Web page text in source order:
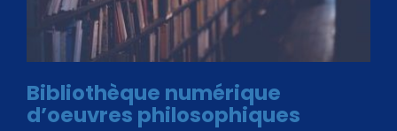
Bibliothèque numérique
d’oeuvres philosophiques